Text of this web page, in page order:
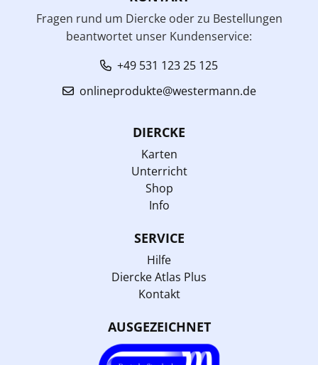
Fragen rund um Diercke oder zu Bestellungen
beantwortet unser Kundenservice:
+49 531 123 25 125
onlineprodukte@westermann.de
DIERCKE
Karten
Unterricht
Shop
Info
SERVICE
Hilfe
Diercke Atlas Plus
Kontakt
AUSGEZEICHNET